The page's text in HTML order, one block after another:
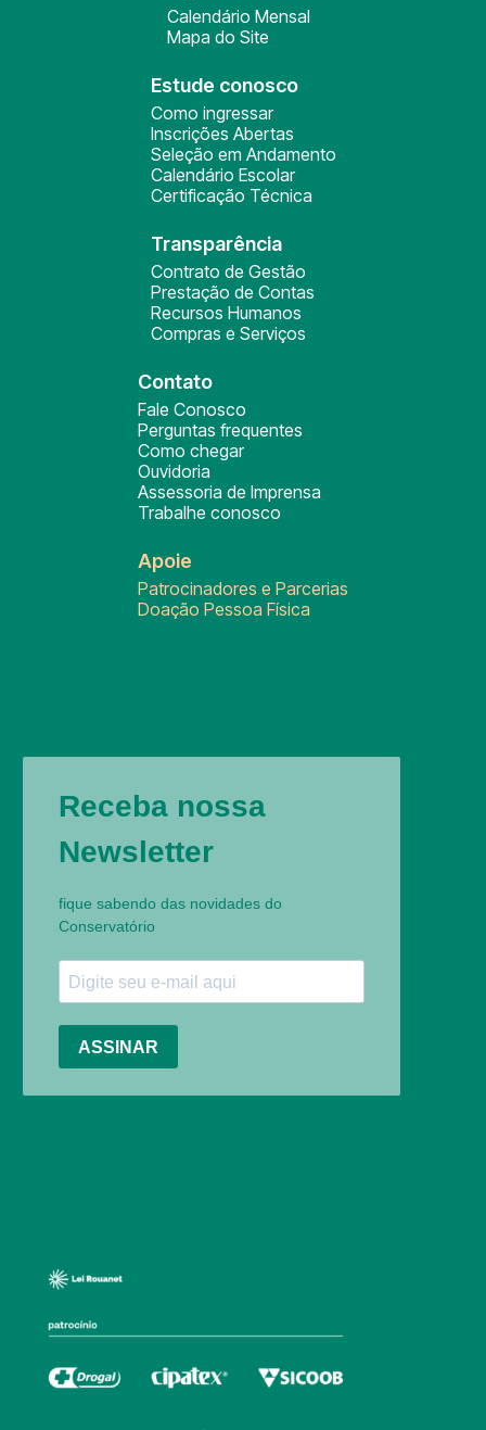
Calendário Mensal
Mapa do Site
Estude conosco
Como ingressar
Inscrições Abertas
Seleção em Andamento
Calendário Escolar
Certificação Técnica
Transparência
Contrato de Gestão
Prestação de Contas
Recursos Humanos
Compras e Serviços
Contato
Fale Conosco
Perguntas frequentes
Como chegar
Ouvidoria
Assessoria de Imprensa
Trabalhe conosco
Apoie
Patrocinadores e Parcerias
Doação Pessoa Física